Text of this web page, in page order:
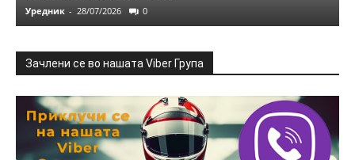
Уредник - 28/07/2026 0
Зачлени се во нашата Viber Група